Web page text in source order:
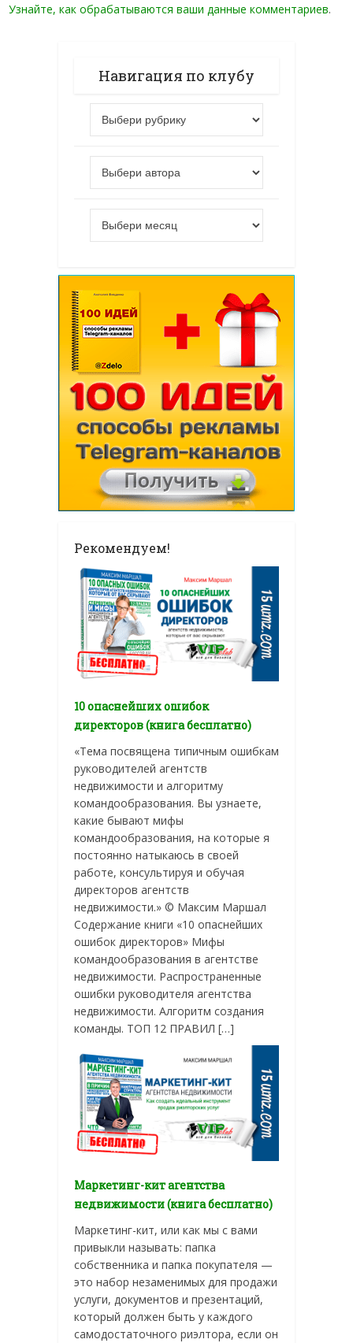
Узнайте, как обрабатываются ваши данные комментариев.
Навигация по клубу
Рекомендуем!
10 опаснейших ошибок
директоров (книга бесплатно)
«Тема посвящена типичным ошибкам
руководителей агентств
недвижимости и алгоритму
командообразования. Вы узнаете,
какие бывают мифы
командообразования, на которые я
постоянно натыкаюсь в своей
работе, консультируя и обучая
директоров агентств
недвижимости.» © Максим Маршал
Содержание книги «10 опаснейших
ошибок директоров» Мифы
командообразования в агентстве
недвижимости. Распространенные
ошибки руководителя агентства
недвижимости. Алгоритм создания
команды. ТОП 12 ПРАВИЛ […]
Маркетинг-кит агентства
недвижимости (книга бесплатно)
Маркетинг-кит, или как мы с вами
привыкли называть: папка
собственника и папка покупателя —
это набор незаменимых для продажи
услуги, документов и презентаций,
который должен быть у каждого
самодостаточного риэлтора, если он